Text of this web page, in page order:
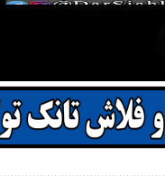
کرد و در ۳۱ سال خدمت خود، علاوه بر تدریس در کلاس اول، معلم نهضت